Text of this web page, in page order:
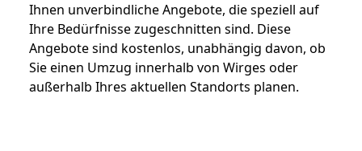
Ihnen unverbindliche Angebote, die speziell auf
Ihre Bedürfnisse zugeschnitten sind. Diese
Angebote sind kostenlos, unabhängig davon, ob
Sie einen Umzug innerhalb von Wirges oder
außerhalb Ihres aktuellen Standorts planen.